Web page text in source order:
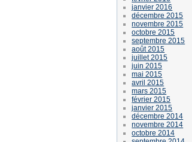
janvier 2016
décembre 2015
novembre 2015
octobre 2015
septembre 2015
août 2015
juillet 2015
juin 2015
mai 2015
avril 2015
mars 2015
février 2015
janvier 2015
décembre 2014
novembre 2014
octobre 2014